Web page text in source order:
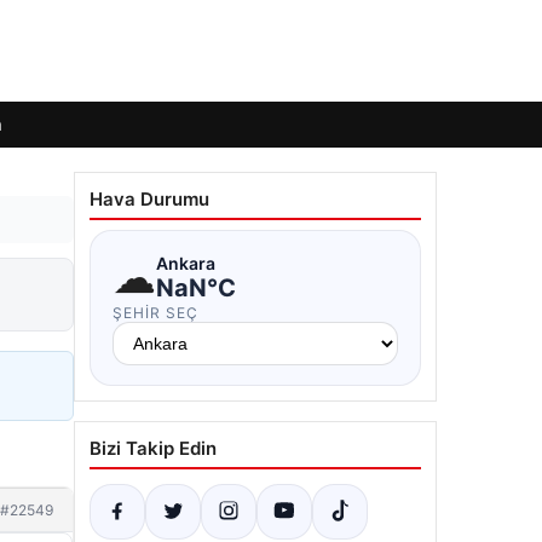
#22549
Hava Durumu
☁Ankara
NaN°C
ŞEHIR SEÇ
Bizi Takip Edin